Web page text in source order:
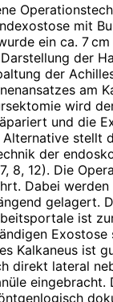
mit
ein ca. 7
der
der
am
wird
und die
Alternative stellt
der
8, 12). Die
Dabei werden
gelagert.
ist
Exostose
Kalkaneus ist
direkt lateral
eingebracht.